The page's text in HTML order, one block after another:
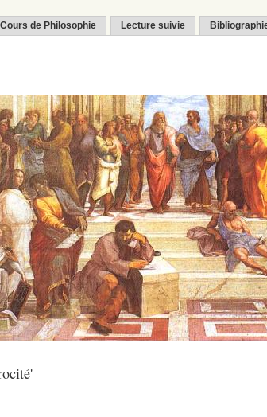
Cours de Philosophie Lecture suivie